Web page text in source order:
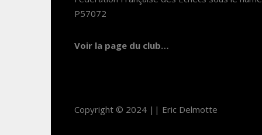
P57072
Voir la page du club…
Copyright © 2024 || Eric Delmotte